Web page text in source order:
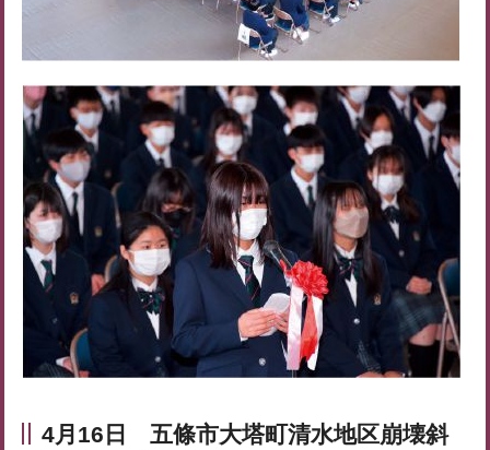
4月16日 五條市大塔町清水地区崩壊斜